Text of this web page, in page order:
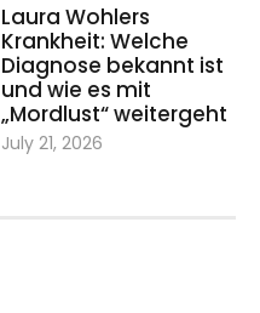
Laura Wohlers
Krankheit: Welche
Diagnose bekannt ist
und wie es mit
„Mordlust“ weitergeht
July 21, 2026